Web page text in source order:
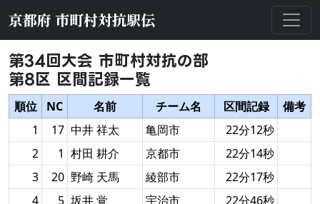
京都府 市町村対抗駅伝
第34回大会 市町村対抗の部
第8区 区間記録一覧
順位 NC 名前 チーム名 区間記録
備考
1
17 中井 祥太 亀岡市
22分12秒
2
1 村田 耕介 京都市
22分14秒
3
20 野崎 天馬 綾部市
22分17秒
4
5 坂井 覚 宇治市
22分46秒